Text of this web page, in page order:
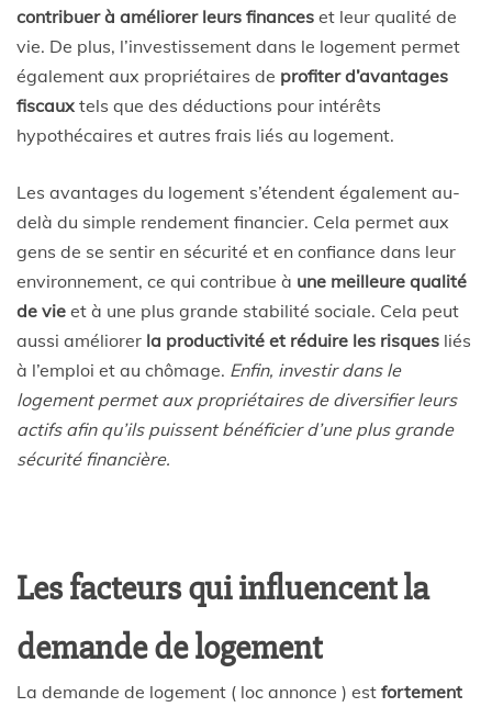
contribuer à améliorer leurs finances et leur qualité de
vie. De plus, l’investissement dans le logement permet
également aux propriétaires de profiter d’avantages
fiscaux tels que des déductions pour intérêts
hypothécaires et autres frais liés au logement.
Les avantages du logement s’étendent également au-
delà du simple rendement financier. Cela permet aux
gens de se sentir en sécurité et en confiance dans leur
environnement, ce qui contribue à une meilleure qualité
de vie et à une plus grande stabilité sociale. Cela peut
aussi améliorer la productivité et réduire les risques liés
à l’emploi et au chômage. Enfin, investir dans le
logement permet aux propriétaires de diversifier leurs
actifs afin qu’ils puissent bénéficier d’une plus grande
sécurité financière.
Les facteurs qui influencent la
demande de logement
La demande de logement ( loc annonce ) est fortement